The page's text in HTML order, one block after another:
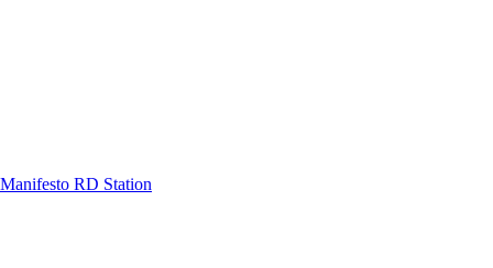
Manifesto RD Station